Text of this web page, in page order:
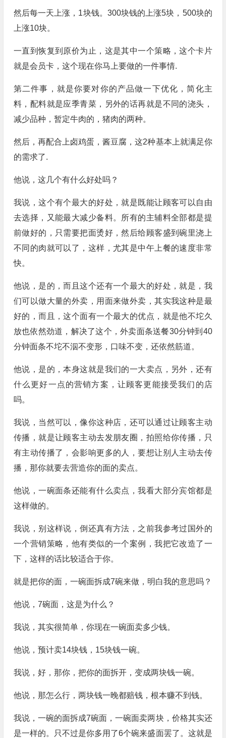
然后每一天上涨，1块钱。300块钱的上涨5块，500块的
上涨10块。
一直到恢复到原价为止，这是其中一个策略，这个卡片
就是会员卡，这个现在你马上要做的一件事情.
第二件事，就是你要对你的产品做一下优化，简化主
料，配料就是应季青菜，另外的话再就是不同的浇头，
减少品种，暂定牛肉的，猪肉的两种。
然后，再配合上卤鸡蛋，酱豆腐，这2种基本上就满足你
的需求了.
他说，这几个有什么好处吗？
我说，这个有个最大的好处，就是既能让顾客可以自由
去选择，又能最大减少备料。所有的主辅料全部都是提
前做好的，只需要把面烫好，然后给顾客盛到碗里浇上
不同的肉就可以了，这样，尤其是中午上餐的速度非常
快。
他说，是的，而且这个还有一个最大的好处，就是，我
们可以做大量的外卖，用面来做外卖，其实我这种是最
好的，而且，这个面有一个最大的优点，就是他不坨久
放也依然劲道，解决了这个，外卖面条送餐30分钟到40
分钟面条不坨不泅不变形，口味不变，还依然筋道。
他说，是的，本身这就是我们的一大卖点，另外，还有
什么更好一点的营销方案，让顾客更能接受我们的店
吗。
我说，当然可以，像你这种店，还可以通过让顾客主动
传播，就是让顾客主动去发朋友圈，拍照给你传播，只
有主动传播了，会影响更多的人，要想让别人主动去传
播，那你就要去营造你的面的卖点。
他说，一碗面条还能有什么卖点，我看大部分宾馆都是
这样做的。
我说，别这样说，倒还真有方法，之前我参考过国外的
一个营销策略，他有类似的一个案例，我把它改造了一
下，这样的话比较适合于你。
就是把你的面，一碗面拆成7碗来做，明白我的意思吗？
他说，7碗面，这是为什么？
我说，其实很简单，你现在一碗面卖多少钱。
他说，预计卖14块钱，15块钱一碗。
我说，好，那你，把你的面拆开，变成两块钱一碗。
他说，那怎么行，两块钱一晚都赔钱，根本赚不到钱。
我说，一碗的面拆成7碗面，一碗面卖两块，价格其实还
是一样的。只不过是你多用了6个碗来盛面罢了。这就是